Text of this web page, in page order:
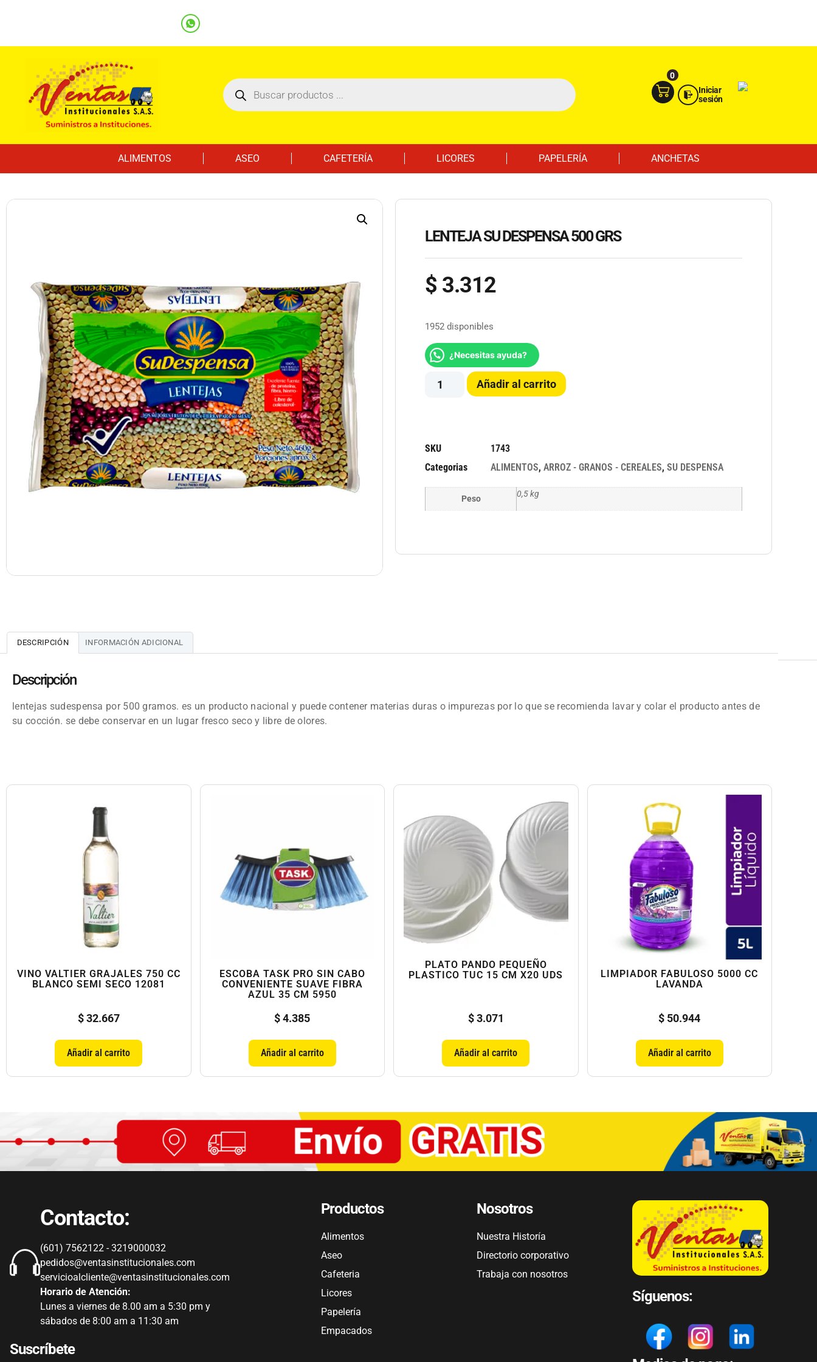
0
Iniciar
sesión
ALIMENTOS ASEO CAFETERÍA LICORES PAPELERÍA ANCHETAS
LENTEJA SU DESPENSA 500 GRS
$ 3.312
1952 disponibles
¿Necesitas ayuda?
Añadir al carrito
SKU
1743
Categorias
ALIMENTOS, ARROZ - GRANOS - CEREALES, SU DESPENSA
Peso 0,5 kg
DESCRIPCIÓN INFORMACIÓN ADICIONAL
Descripción
lentejas sudespensa por 500 gramos. es un producto nacional y puede contener materias duras o impurezas por lo que se recomienda lavar y colar el producto antes de
su cocción. se debe conservar en un lugar fresco seco y libre de olores.
VINO VALTIER GRAJALES 750 CC
BLANCO SEMI SECO 12081
$32.667
Añadir al carrito
ESCOBA TASK PRO SIN CABO
CONVENIENTE SUAVE FIBRA
AZUL 35 CM 5950
$4.385
Añadir al carrito
PLATO PANDO PEQUEÑO
PLASTICO TUC 15 CM X20 UDS
$3.071
Añadir al carrito
LIMPIADOR FABULOSO 5000 CC
LAVANDA
$ 50.944
Añadir al carrito
Contacto:
(601) 7562122 - 3219000032
pedidos@ventasinstitucionales.com
servicioalcliente@ventasinstitucionales.com
Horario de Atención:
Lunes a viernes de 8.00 am a 5:30 pm y
sábados de 8:00 am a 11:30 am
Suscríbete
Productos
Alimentos
Aseo
Cafeteria
Licores
Papelería
Empacados
Nosotros
Nuestra Historía
Directorio corporativo
Trabaja con nosotros
Síguenos: